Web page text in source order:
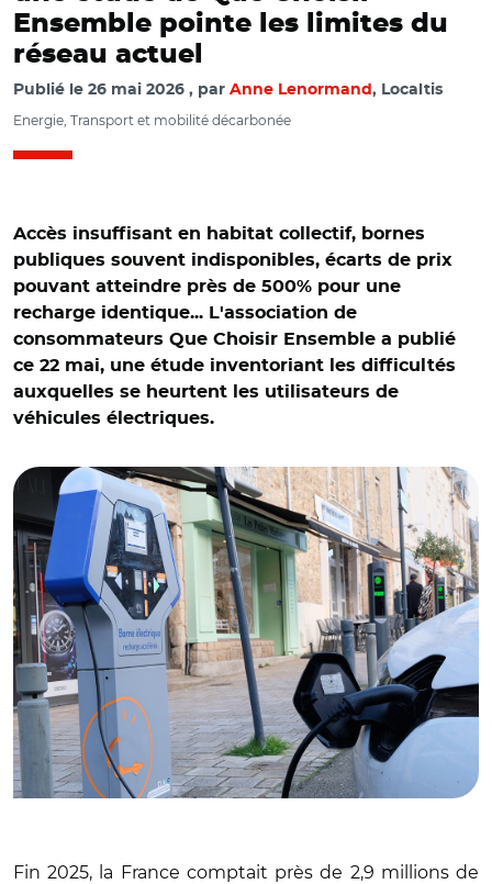
Ensemble pointe les limites du
réseau actuel
Publié le 26 mai 2026 par Anne Lenormand , Localtis
Energie, Transport et mobilité décarbonée
Accès insuffisant en habitat collectif, bornes
publiques souvent indisponibles, écarts de prix
pouvant atteindre près de 500% pour une
recharge identique... L'association de
consommateurs Que Choisir Ensemble a publié
ce 22 mai, une étude inventoriant les difficultés
auxquelles se heurtent les utilisateurs de
véhicules électriques.
Fin 2025, la France comptait près de 2,9 millions de